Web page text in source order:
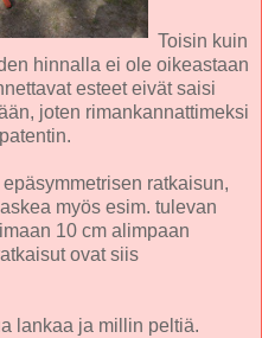
Toisin kuin
hinnalla ei ole oikeastaan
esteet eivät saisi
joten rimankannattimeksi
ratkaisun,
myös esim. tulevan
10 cm alimpaan
ovat siis
lankaa ja millin peltiä.